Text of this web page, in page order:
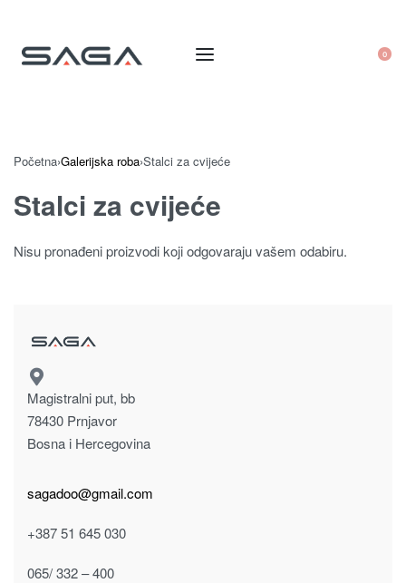
0
Početna›Galerijska roba›Stalci za cvijeće
Stalci za cvijeće
Nisu pronađeni proizvodi koji odgovaraju vašem odabiru.
Magistralni put, bb
78430 Prnjavor
Bosna i Hercegovina
sagadoo@gmail.com
+387 51 645 030
065/ 332 – 400